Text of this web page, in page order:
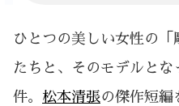
ひとつの美しい女性の
たちと、そのモデルと
件。 松本清張の傑作短編